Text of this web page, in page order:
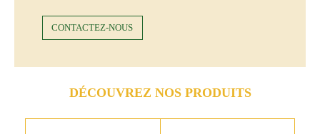
CONTACTEZ-NOUS
DÉCOUVREZ NOS PRODUITS